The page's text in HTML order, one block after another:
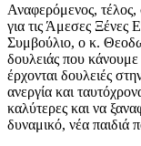
Αναφερόμενος,
για τις Άμεσες Ξένες
Συμβούλιο, ο κ.
δουλειάς που
έρχονται δουλειές
ανεργία και
καλύτερες και να
δυναμικό, νέα παιδιά